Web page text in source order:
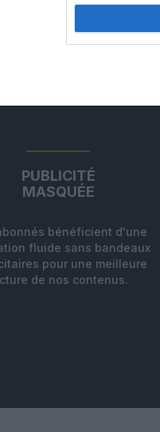
PUBLICITÉ
MASQUÉE
bénéficient d'une
fluide sans bandeaux
pour une meilleure
de nos contenus.